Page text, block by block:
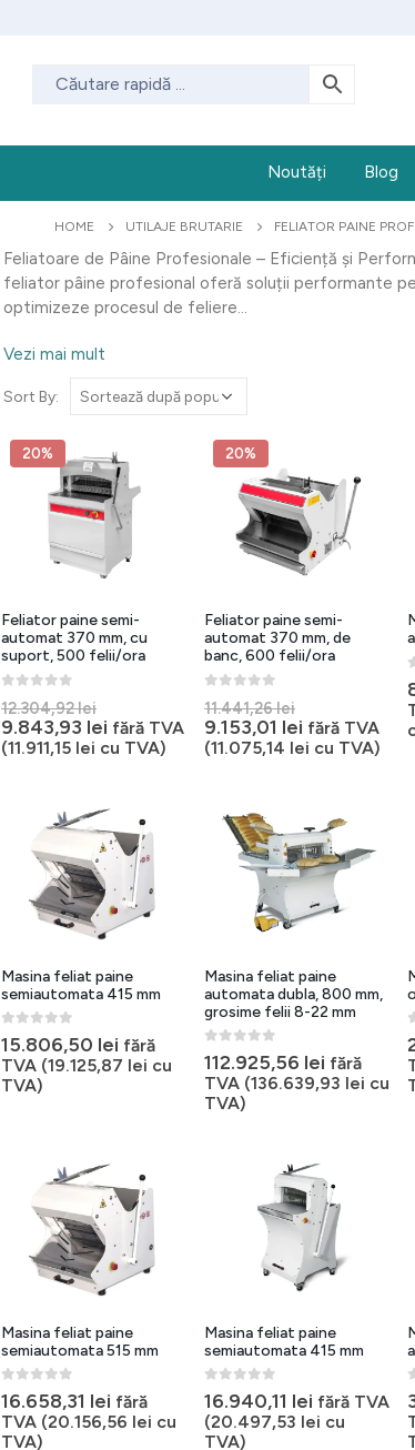
Noutăți Blog
HOME UTILAJE BRUTARIE FELIATOR PAINE
Feliatoare de Pâine Profesionale – Eficiență și
feliator pâine profesional oferă soluții performante
optimizeze procesul de feliere...
Vezi mai mult
Sort By:
20%
Feliator paine semi-
automat 370 mm, cu
suport, 500 felii/ora
12.304,92lei
inițial
a
9.843,93 lei Prețul
curent
fără TVA
(11.911,15 lei cu TVA)
20%
Feliator paine semi-
automat 370 mm, de
banc, 600 felii/ora
11.441,26lei
inițial
a
9.153,01 lei Prețul
curent
fără TVA
(11.075,14 lei cu TVA)
Masina feliat paine
semiautomata 415 mm
0 out of 5
15.806,50 lei fără
TVA (19.125,87 lei cu
TVA)
Masina feliat paine
automata dubla, 800 mm,
grosime felii 8-22 mm
0 out of 5
112.925,56 lei fără
TVA (136.639,93 lei cu
TVA)
0
Masina feliat paine
semiautomata 515 mm
0 out of 5
16.658,31 lei fără
TVA (20.156,56 lei cu
TVA)
Masina feliat paine
semiautomata 415 mm
0 out of 5
16.940,11 lei fără TVA
(20.497,53 lei cu
TVA)
0